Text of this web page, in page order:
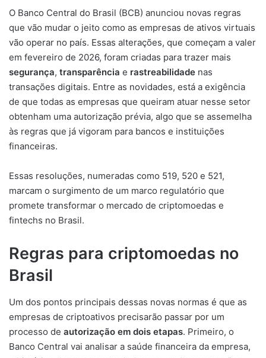
O Banco Central do Brasil (BCB) anunciou novas regras
que vão mudar o jeito como as empresas de ativos virtuais
vão operar no país. Essas alterações, que começam a valer
em fevereiro de 2026, foram criadas para trazer mais
segurança, transparência e rastreabilidade nas
transações digitais. Entre as novidades, está a exigência
de que todas as empresas que queiram atuar nesse setor
obtenham uma autorização prévia, algo que se assemelha
às regras que já vigoram para bancos e instituições
financeiras.
Essas resoluções, numeradas como 519, 520 e 521,
marcam o surgimento de um marco regulatório que
promete transformar o mercado de criptomoedas e
fintechs no Brasil.
Regras para criptomoedas no
Brasil
Um dos pontos principais dessas novas normas é que as
empresas de criptoativos precisarão passar por um
processo de autorização em dois etapas. Primeiro, o
Banco Central vai analisar a saúde financeira da empresa,